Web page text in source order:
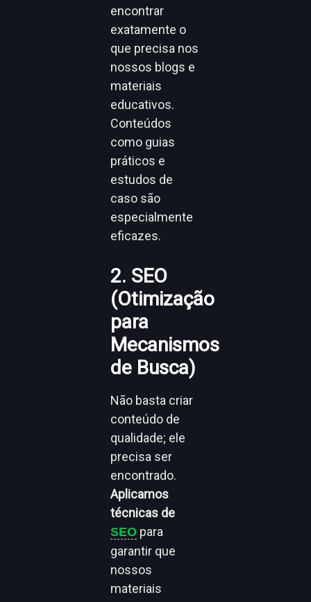
encontrar
exatamente o
que precisa nos
nossos blogs e
materiais
educativos.
Conteúdos
como guias
práticos e
estudos de
caso são
especialmente
eficazes.
2. SEO
(Otimização
para
Mecanismos
de Busca)
Não basta criar
conteúdo de
qualidade; ele
precisa ser
encontrado.
Aplicamos
técnicas de
SEO para
garantir que
nossos
materiais